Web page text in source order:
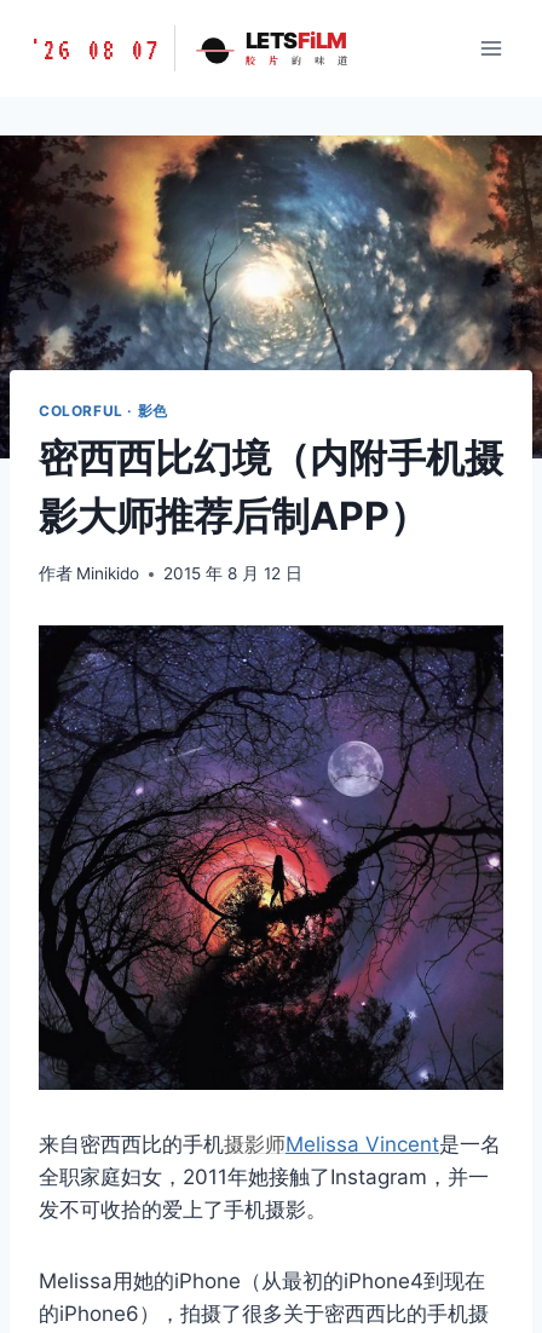
胶
味
道
LETSFILM
'26 08 07 LETSFiLM
胶 片 的 味 道
COLORFUL · 影色
密西西比幻境（内附手机摄
影大师推荐后制APP）
作者 Minikido 2015 年 8 月 12 日
来自密西西比的手机摄影师Melissa Vincent是一名
全职家庭妇女，2011年她接触了Instagram，并一
发不可收拾的爱上了手机摄影。
Melissa用她的iPhone（从最初的iPhone4到现在
的iPhone6），拍摄了很多关于密西西比的手机摄